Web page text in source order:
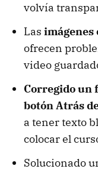
volvía
Las imágenes
ofrecen
video
Corregido un
botón Atrás
a tener texto
colocar el
Solucionado